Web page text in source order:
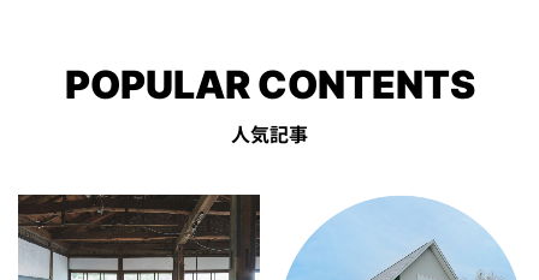
POPULAR CONTENTS
人気記事